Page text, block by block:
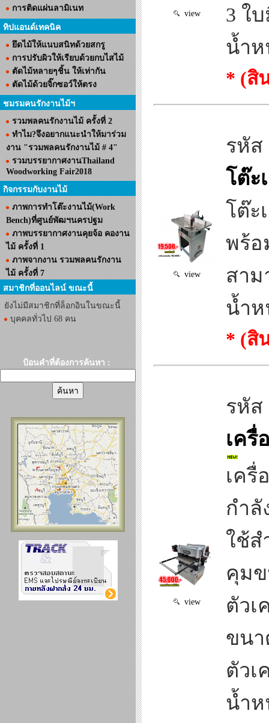
การติดแผ่นลามิเนท
ทิปแอนด์เทคนิค
ยึดไม้ให้แนบสนิทด้วยสกรู
การปรับผิวให้เรียบด้วยกบไสไม้
ตัดไม้หลายๆชิ้น ให้เท่ากัน
ตัดไม้ด้วยจิ๊กซอว์ให้ตรง
ชมรมคนรักงานไม้ฯ
รวมพลคนรักงานไม้ ครั้งที่ 2
ทำไม?จึงอยากแนะนำให้มาร่วม
งาน "รวมพลคนรักงานไม้ # 4"
รวมบรรยากาศงานThailand
Woodworking Fair2018
กิจกรรมกับงานไม้
ภาพการทำโต๊ะงานไม้(Work
Bench)ที่ศูนย์พัฒฯนครปฐม
ภาพบรรยากาศงานคุยจ้อ คองาน
ไม้ ครั้งที่ 1
ภาพจากงาน รวมพลคนรักงาน
ไม้ ครั้งที่ 7
สมาชิกที่ออนไลน์ ขณะนี้
ยังไม่มีสมาชิกที่ล็อกอินในขณะนี้
บุคคลทั่วไป 68 คน
ป้อนคำที่ต้องการค้นหา :
view
3 ใ
น้ำห
* (สิ
view
รหัส
โต๊ะ
โต๊ะ
พร้อ
สาม
น้ำห
* (สิ
view
รหัส
เครื่
เครื่
กำลั
ใช้ส
คุม
ตัวเ
ขนา
ตัวเ
น้ำห